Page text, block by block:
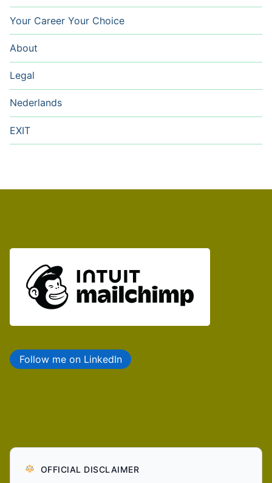
Your Career Your Choice
About
Legal
Nederlands
EXIT
Follow me on LinkedIn
OFFICIAL DISCLAIMER